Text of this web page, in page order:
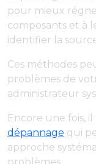
pour mieux
composants et à
identifier la
Ces méthodes
problèmes de
administrateur
Encore une fois, il
dépannage qui
approche